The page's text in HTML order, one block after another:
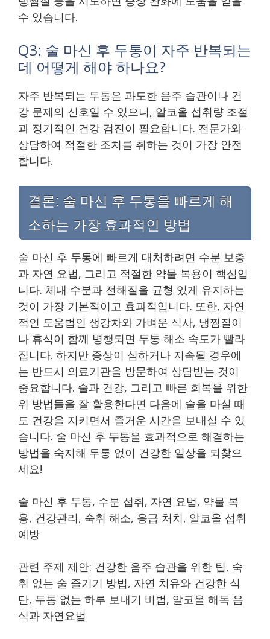
수 있습니다.
Q3: 술 마신 후 두통이 자주 반복되는
데 어떻게 해야 하나요?
자주 반복되는 두통은 과도한 음주 습관이나 건
강 문제의 신호일 수 있으니, 알코올 섭취량 조절
과 정기적인 건강 검진이 필요합니다. 전문가와
상담하여 적절한 조치를 취하는 것이 가장 안전
합니다.
결론: 술 마신 후 두통을 빠르게 해
소하는 가장 효과적인 방법
술 마신 후 두통에 빠르게 대처하려면 수분 보충
과 자연 요법, 그리고 적절한 약물 복용이 핵심입
니다. 체내 수분과 전해질을 균형 있게 유지하는
것이 가장 기본적이고 효과적입니다. 또한, 자연
적인 도움법인 생강차와 가벼운 식사, 냉찜질이
나 휴식이 함께 병행되면 두통 해소 속도가 빨라
집니다. 하지만 증상이 심하거나 지속될 경우에
는 반드시 의료기관을 방문하여 상담받는 것이
중요합니다. 술과 건강, 그리고 빠른 회복을 위한
위 방법들을 잘 활용한다면 다음에 술을 마실 때
도 건강을 지키면서 즐거운 시간을 보내실 수 있
습니다. 술 마신 후 두통을 효과적으로 해결하는
방법을 숙지해 두통 없이 건강한 일상을 되찾으
세요!
술 마신 후 두통, 수분 섭취, 자연 요법, 약물 복
용, 건강관리, 숙취 해소, 응급 처치, 알코올 섭취
예방
관련 주제 제안: 건강한 음주 습관을 위한 팁, 숙
취 없는 술 즐기기 방법, 자연 치유와 건강한 식
단, 두통 없는 하루 보내기 비법, 알코올 해독 음
식과 자연요법